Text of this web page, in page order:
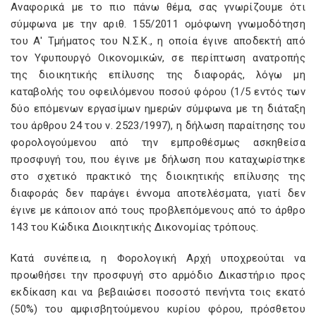
Αναφορικά με το πιο πάνω θέμα, σας γνωρίζουμε ότι
σύμφωνα με την αριθ. 155/2011 ομόφωνη γνωμοδότηση
του Α' Τμήματος του Ν.Σ.Κ., η οποία έγινε αποδεκτή από
τον Υφυπουργό Οικονομικών, σε περίπτωση ανατροπής
της διοικητικής επίλυσης της διαφοράς, λόγω μη
καταβολής του οφειλόμενου ποσού φόρου (1/5 εντός των
δύο επόμενων εργασίμων ημερών σύμφωνα με τη διάταξη
του άρθρου 24 του ν. 2523/1997), η δήλωση παραίτησης του
φορολογούμενου από την εμπροθέσμως ασκηθείσα
προσφυγή του, που έγινε με δήλωση που καταχωρίστηκε
στο σχετικό πρακτικό της διοικητικής επίλυσης της
διαφοράς δεν παράγει έννομα αποτελέσματα, γιατί δεν
έγινε με κάποιον από τους προβλεπόμενους από το άρθρο
143 του Κώδικα Διοικητικής Δικονομίας τρόπους.
Κατά συνέπεια, η Φορολογική Αρχή υποχρεούται να
προωθήσει την προσφυγή στο αρμόδιο Δικαστήριο προς
εκδίκαση και να βεβαιώσει ποσοστό πενήντα τοις εκατό
(50%) του αμφισβητούμενου κυρίου φόρου, πρόσθετου